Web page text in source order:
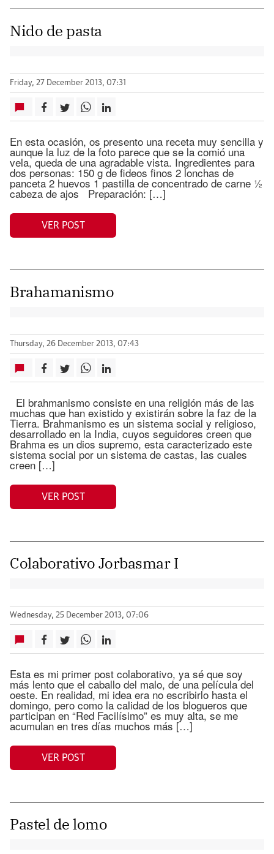
Nido de pasta
Friday, 27 December 2013, 07:31
En esta ocasión, os presento una receta muy sencilla y
aunque la luz de la foto parece que se la comió una
vela, queda de una agradable vista. Ingredientes para
dos personas: 150 g de fideos finos 2 lonchas de
panceta 2 huevos 1 pastilla de concentrado de carne ½
cabeza de ajos Preparación: […]
VER POST
Brahamanismo
Thursday, 26 December 2013, 07:43
El brahmanismo consiste en una religión más de las
muchas que han existido y existirán sobre la faz de la
Tierra. Brahmanismo es un sistema social y religioso,
desarrollado en la India, cuyos seguidores creen que
Brahma es un dios supremo, esta caracterizado este
sistema social por un sistema de castas, las cuales
creen […]
VER POST
Colaborativo Jorbasmar I
Wednesday, 25 December 2013, 07:06
Esta es mi primer post colaborativo, ya sé que soy
más lento que el caballo del malo, de una película del
oeste. En realidad, mi idea era no escribirlo hasta el
domingo, pero como la calidad de los blogueros que
participan en “Red Facilísimo” es muy alta, se me
acumulan en tres días muchos más […]
VER POST
Pastel de lomo